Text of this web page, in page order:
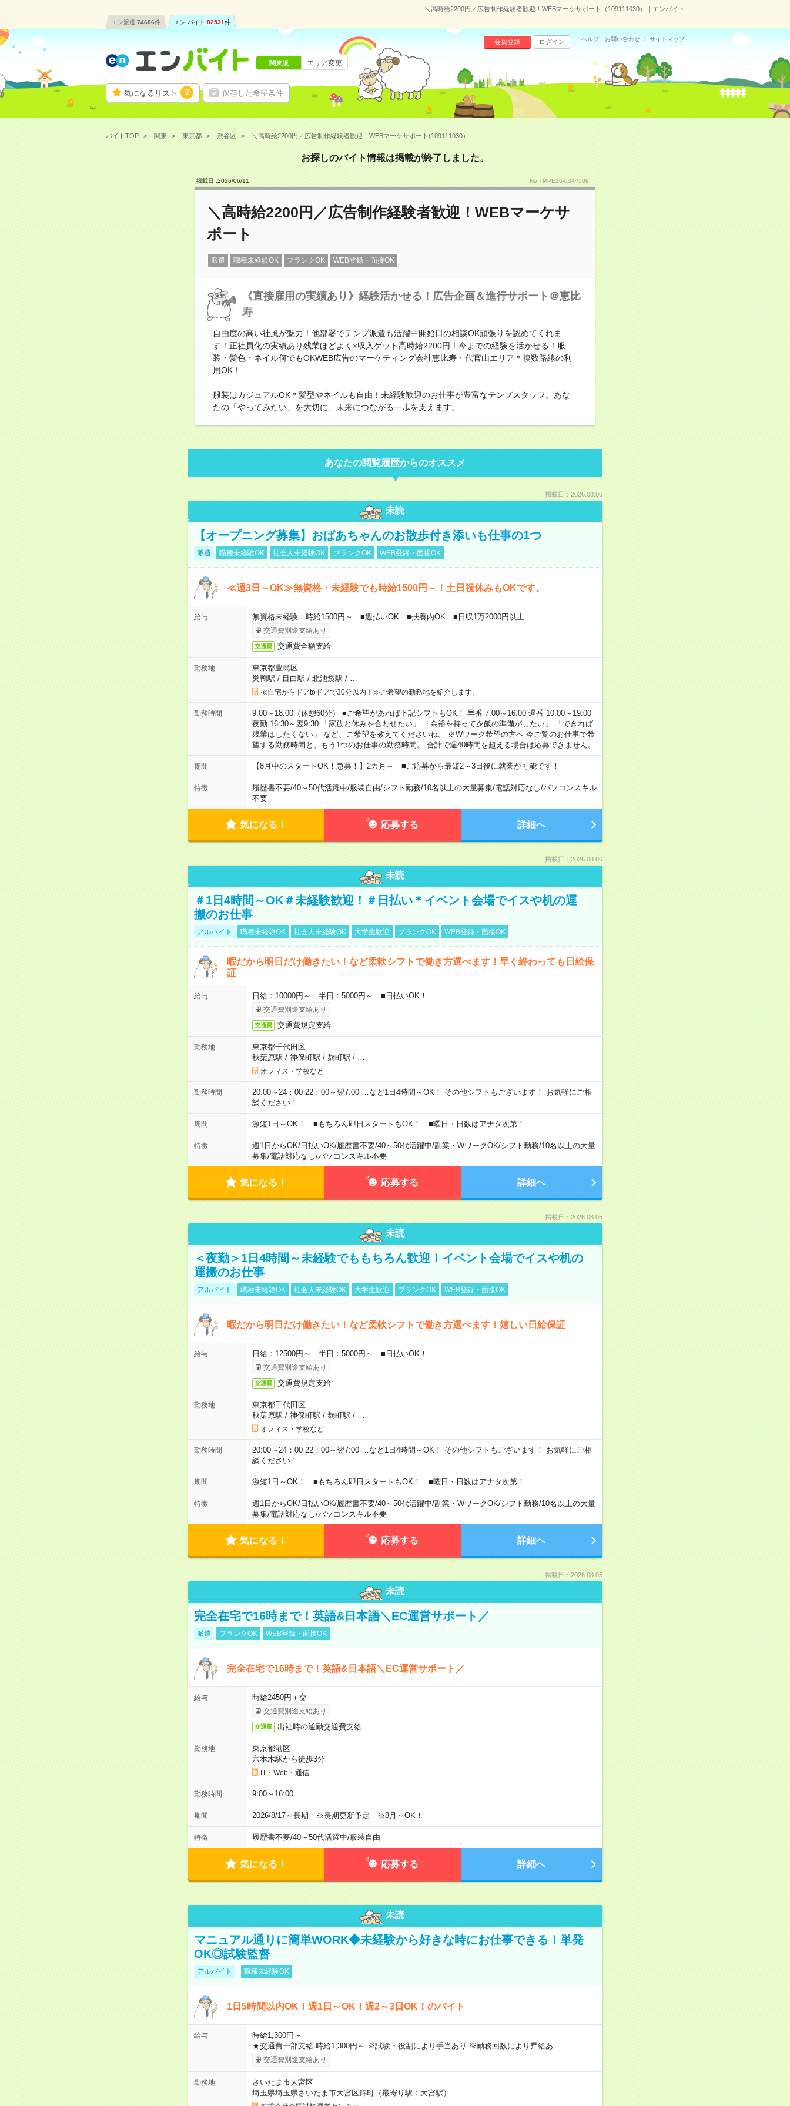
＼高時給2200円／広告制作経験者歓迎！WEBマーケサポート（109111030）｜エンバイト
エン派遣 74686件 エン バイト 82531件
気になるリスト 0 保存した希望条件
会員登録 ログイン ヘルプ・お問い合わせ サイトマップ
関東版 エリア変更
バイトTOP 関東 東京都 渋谷区 ＼高時給2200円／広告制作経験者歓迎！WEBマーケサポート(109111030）
お探しのバイト情報は掲載が終了しました。
掲載日 :2026/06/11 No.TMPE26-0344509
＼高時給2200円／広告制作経験者歓迎！WEBマーケサ
ポート
派遣 職種未経験OK ブランクOK WEB登録・面接OK
《直接雇用の実績あり》経験活かせる！広告企画＆進行サポート＠恵比
寿
自由度の高い社風が魅力！他部署でテンプ派遣も活躍中開始日の相談OK頑張りを認めてくれま
す！正社員化の実績あり残業ほどよく×収入ゲット高時給2200円！今までの経験を活かせる！服
装・髪色・ネイル何でもOKWEB広告のマーケティング会社恵比寿・代官山エリア＊複数路線の利
用OK！
服装はカジュアルOK＊髪型やネイルも自由！未経験歓迎のお仕事が豊富なテンプスタッフ。あな
たの「やってみたい」を大切に、未来につながる一歩を支えます。
あなたの閲覧履歴からのオススメ
掲載日：2026.08.06
未読
【オープニング募集】おばあちゃんのお散歩付き添いも仕事の1つ
派遣 職種未経験OK 社会人未経験OK ブランクOK WEB登録・面接OK
≪週3日～OK≫無資格・未経験でも時給1500円～！土日祝休みもOKです。
給与 無資格未経験：時給1500円～ ■週払いOK ■扶養内OK ■日収1万2000円以上
交通費別途支給あり
交通費 交通費全額支給
勤務地
東京都豊島区
巣鴨駅 / 目白駅 / 北池袋駅 /
≪自宅からドアtoドアで30分以内！≫ご希望の勤務地を紹介します。
勤務時間
9:00～18:00（休憩60分） ■ご希望があれば下記シフトもOK！ 早番 7:00～16:00 遅番 10:00～19:00
夜勤 16:30～翌9:30 「家族と休みを合わせたい」 「余裕を持って夕飯の準備がしたい」 「できれば
残業はしたくない」 など、ご希望を教えてくださいね。 ※Wワーク希望の方へ 今ご覧のお仕事で希
望する勤務時間と、もう1つのお仕事の勤務時間。 合計で週40時間を超える場合は応募できません。
期間 【8月中のスタートOK！急募！】2カ月～ ■ご応募から最短2～3日後に就業が可能です！
特徴 履歴書不要/40～50代活躍中/服装自由/シフト勤務/10名以上の大量募集/電話対応なし/パソコンスキル
不要
気になる！ 応募する 詳細へ
掲載日：2026.08.06
未読
＃1日4時間～OK＃未経験歓迎！＃日払い＊イベント会場でイスや机の運
搬のお仕事
アルバイト 職種未経験OK 社会人未経験OK 大学生歓迎 ブランクOK WEB登録・面接OK
暇だから明日だけ働きたい！など柔軟シフトで働き方選べます！早く終わっても日給保
証
給与 日給：10000円～ 半日：5000円～ ■日払いOK！
交通費別途支給あり
交通費 交通費規定支給
勤務地
東京都千代田区
秋葉原駅 / 神保町駅 / 麹町駅 /
オフィス・学校など
勤務時間
20:00～24：00 22：00～翌7:00 …など1日4時間～OK！ その他シフトもございます！ お気軽にご相
談ください！
期間 激短1日～OK！ ■もちろん即日スタートもOK！ ■曜日・日数はアナタ次第！
特徴 週1日からOK/日払いOK/履歴書不要/40～50代活躍中/副業・WワークOK/シフト勤務/10名以上の大量
募集/電話対応なし/パソコンスキル不要
気になる！ 応募する 詳細へ
掲載日：2026.08.05
未読
＜夜勤＞1日4時間～未経験でももちろん歓迎！イベント会場でイスや机の
運搬のお仕事
アルバイト 職種未経験OK 社会人未経験OK 大学生歓迎 ブランクOK WEB登録・面接OK
暇だから明日だけ働きたい！など柔軟シフトで働き方選べます！嬉しい日給保証
給与 日給：12500円～ 半日：5000円～ ■日払いOK！
交通費別途支給あり
交通費 交通費規定支給
勤務地
東京都千代田区
秋葉原駅 / 神保町駅 / 麹町駅 /
オフィス・学校など
勤務時間
20:00～24：00 22：00～翌7:00 …など1日4時間～OK！ その他シフトもございます！ お気軽にご相
談ください！
期間 激短1日～OK！ ■もちろん即日スタートもOK！ ■曜日・日数はアナタ次第！
特徴 週1日からOK/日払いOK/履歴書不要/40～50代活躍中/副業・WワークOK/シフト勤務/10名以上の大量
募集/電話対応なし/パソコンスキル不要
気になる！ 応募する 詳細へ
掲載日：2026.08.05
未読
完全在宅で16時まで！英語&日本語＼EC運営サポート／
派遣 ブランクOK WEB登録・面接OK
完全在宅で16時まで！英語&日本語＼EC運営サポート／
給与 時給2450円＋交
交通費別途支給あり
交通費 出社時の通勤交通費支給
勤務地
東京都港区
六本木駅から徒歩3分
IT・Web・通信
勤務時間 9:00～16:00
期間 2026/8/17～長期 ※長期更新予定 ※8月～OK！
特徴 履歴書不要/40～50代活躍中/服装自由
気になる！ 応募する 詳細へ
未読
マニュアル通りに簡単WORK◆未経験から好きな時にお仕事できる！単発
OK◎試験監督
アルバイト 職種未経験OK
1日5時間以内OK！週1日～OK！週2～3日OK！のバイト
給与
時給1,300円～
★交通費一部支給 時給1,300円～ ※試験・役割により手当あり ※勤務回数により昇給あ…
交通費別途支給あり
勤務地
さいたま市大宮区
埼玉県埼玉県さいたま市大宮区錦町（最寄り駅：大宮駅）